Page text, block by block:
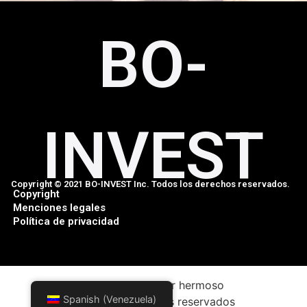
BO-
INVEST
Copyright © 2021 BO-INVEST Inc. Todos los derechos reservados.
Copyright
Menciones legales
Política de privacidad
Estar en un hogar hermoso
Todos los derechos reservados
Spanish (Venezuela)